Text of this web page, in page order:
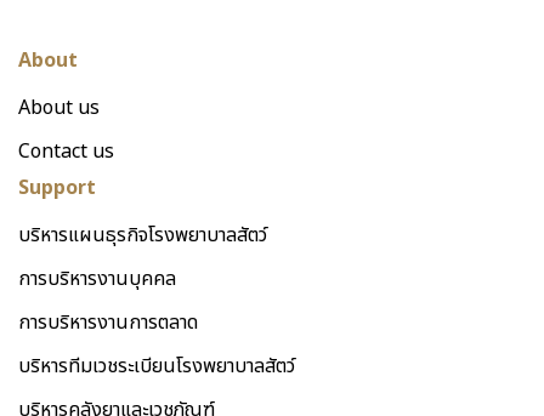
About
About us
Contact us
Support
บริหารแผนธุรกิจโรงพยาบาลสัตว์
การบริหารงานบุคคล
การบริหารงานการตลาด
บริหารทีมเวชระเบียนโรงพยาบาลสัตว์
บริหารคลังยาและเวชภัณฑ์